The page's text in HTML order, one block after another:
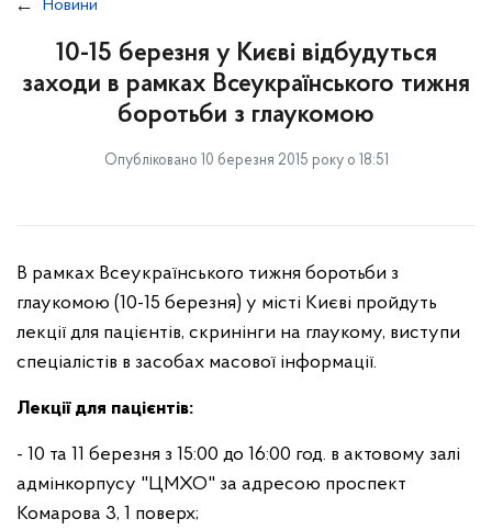
Новини
10-15 березня у Києві відбудуться
заходи в рамках Всеукраїнського тижня
боротьби з глаукомою
Опубліковано 10 березня 2015 року о 18:51
В рамках Всеукраїнського тижня боротьби з
глаукомою (10-15 березня) у місті Києві пройдуть
лекції для пацієнтів, скринінги на глаукому, виступи
спеціалістів в засобах масової інформації.
Лекції для пацієнтів:
- 10 та 11 березня з 15:00 до 16:00 год. в актовому залі
адмінкорпусу "ЦМХО" за адресою проспект
Комарова 3, 1 поверх;